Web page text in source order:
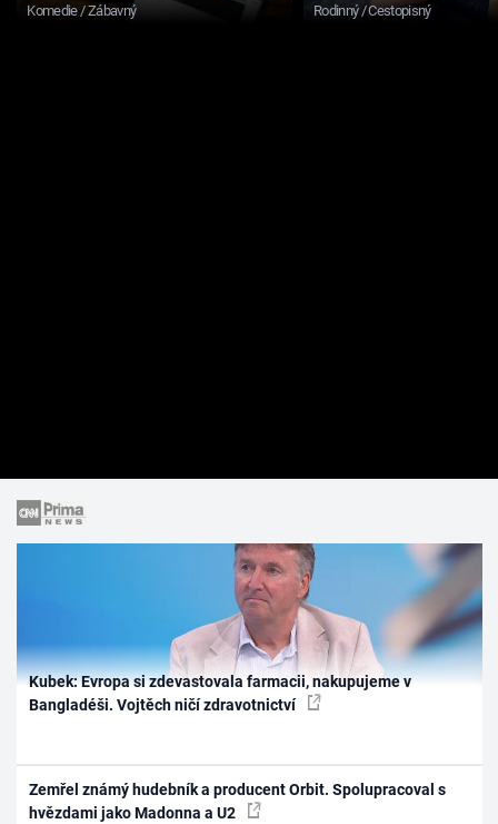
Komedie / Zábavný Rodinný / Cestopisný
Kubek: Evropa si zdevastovala farmacii, nakupujeme v
Bangladéši. Vojtěch ničí zdravotnictví
Zemřel známý hudebník a producent Orbit. Spolupracoval s
hvězdami jako Madonna a U2